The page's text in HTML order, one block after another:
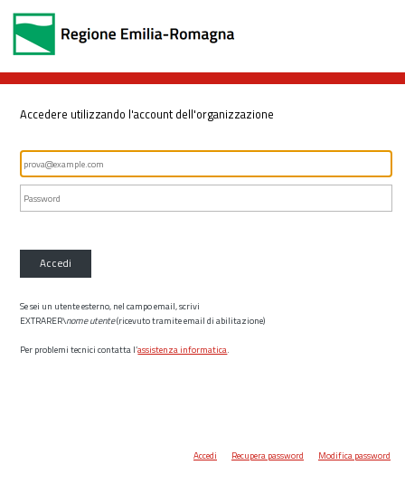
Accedere utilizzando l'account dell'organizzazione
Accedi
Se sei un utente esterno, nel campo email, scrivi
EXTRARER\nome utente(ricevuto tramite email di abilitazione)
Per problemi tecnici contatta l’assistenza informatica.
Accedi Recupera password Modifica password